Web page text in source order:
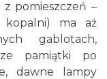
pomieszczeń –
kopalni) ma aż
gablotach,
pamiątki po
dawne lampy